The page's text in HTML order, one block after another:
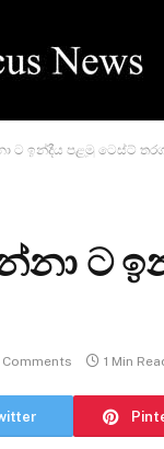
ට ඉන්දීය පළමු ටෙස්ට්
ට
Comments 1 Min